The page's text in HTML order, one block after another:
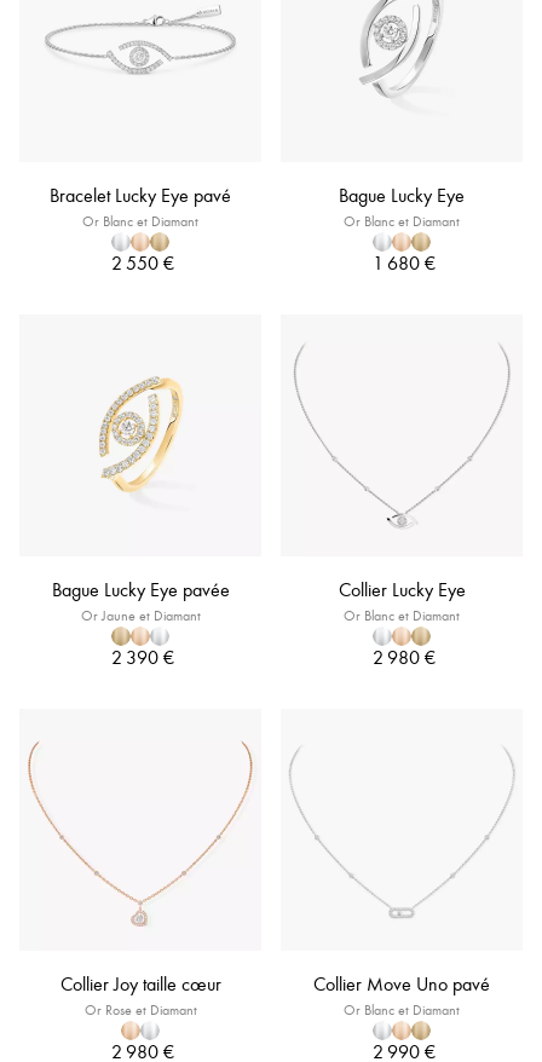
Bracelet Lucky Eye pavé
Or Blanc et Diamant
2 550 €
Bague Lucky Eye
Or Blanc et Diamant
1 680 €
Bague Lucky Eye pavée
Or Jaune et Diamant
2 390 €
Collier Lucky Eye
Or Blanc et Diamant
2 980 €
Collier Joy taille cœur
Or Rose et Diamant
2 980 €
Collier Move Uno pavé
Or Blanc et Diamant
2 990 €